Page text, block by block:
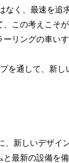
なく、最速を追
この考えこそ
リングの車い
を通して、新
新しいデザイ
最新の設備を